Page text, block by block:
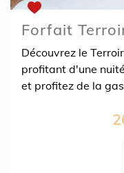
Forfait
Découvrez le
profitant d'une
et profitez de la